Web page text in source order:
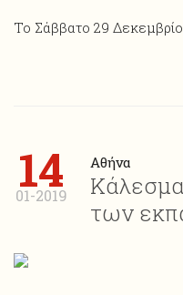
Το Σάββατο 29
14
01-2019
Αθήνα
των